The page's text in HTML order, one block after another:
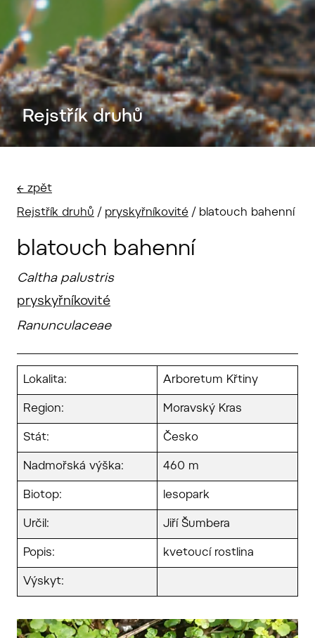
Rejstřík druhů
← zpět
Rejstřík druhů / pryskyřníkovité / blatouch bahenní
blatouch bahenní
Caltha palustris
pryskyřníkovité
Ranunculaceae
Lokalita: Arboretum Křtiny
Region: Moravský Kras
Stát: Česko
Nadmořská výška: 460 m
Biotop: lesopark
Určil: Jiří Šumbera
Popis: kvetoucí rostlina
Výskyt: